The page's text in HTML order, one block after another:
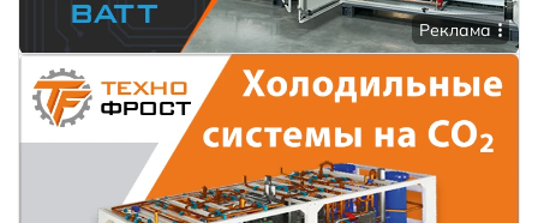
Реклама